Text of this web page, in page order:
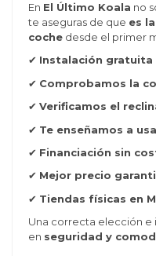
En El Último Koala no
te aseguras de que es
cochedesde el primer
✔ Instalación gratuita
✔ Comprobamos la
✔ Verificamos el
✔ Te enseñamos a
✔ Financiación sin
✔ Mejor precio
✔ Tiendas físicas en
Una correcta elección e
en seguridad y